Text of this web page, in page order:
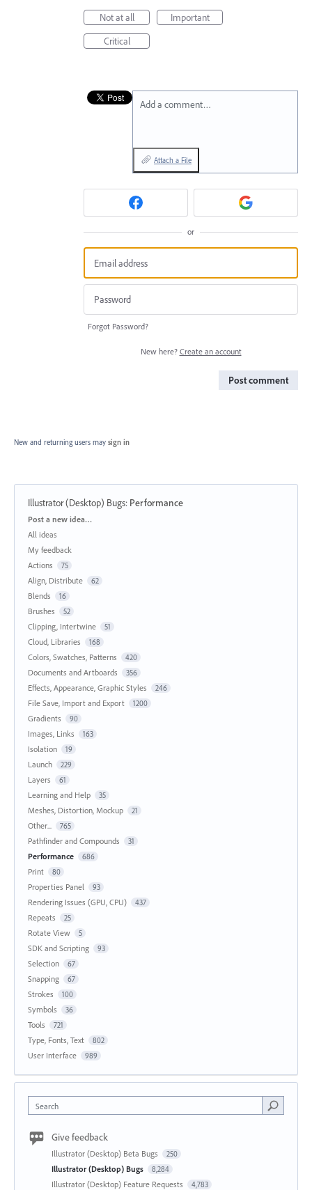
Not at all
Important
Critical
Add a comment…
Attach a File
or
Forgot Password?
New here? Create an account
Post comment
New and returning users may sign in
Illustrator (Desktop) Bugs: Performance
Categories
Post a new idea…
All ideas
My feedback
Actions
75
Align, Distribute 62
Blends 16
Brushes 52
Clipping, Intertwine 51
Cloud, Libraries 168
Colors, Swatches, Patterns 420
Documents and Artboards 356
Effects, Appearance, Graphic Styles 246
File Save, Import and Export 1200
Gradients 90
Images, Links 163
Isolation 19
Launch 229
Layers 61
Learning and Help 35
Meshes, Distortion, Mockup 21
Other... 765
Pathfinder and Compounds 31
Performance 686
Print 80
Properties Panel 93
Rendering Issues (GPU, CPU) 437
Repeats 25
Rotate View 5
SDK and Scripting 93
Selection 67
Snapping 67
Strokes 100
Symbols 36
Tools 721
Type, Fonts, Text 802
User Interface 989
Search
Give feedback
Illustrator (Desktop) Beta Bugs 250
Illustrator (Desktop) Bugs 8,284
Illustrator (Desktop) Feature Requests 4,783